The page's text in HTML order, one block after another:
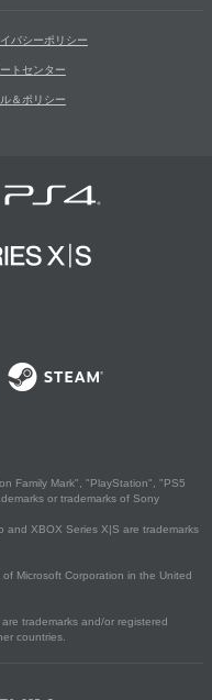
バシーポリシー
トセンター
＆ポリシー
Family Mark", "PlayStation", "PS5
or trademarks of Sony
and XBOX Series X|S are trademarks
Microsoft Corporation in the United
trademarks and/or registered
countries.